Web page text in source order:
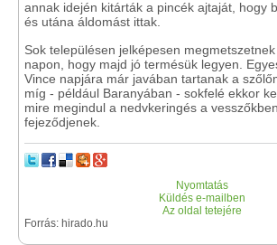
annak idején kitárták a pincék ajtaját, hogy
és utána áldomást ittak.
Sok településen jelképesen
napon, hogy majd jó termésük legyen.
Vince napjára már javában tartanak a
míg - például Baranyában - sokfelé ekkor
mire megindul a nedvkeringés a
fejeződjenek.
Nyomtatás
Küldés e-mailben
Az oldal tetejére
Forrás: hirado.hu